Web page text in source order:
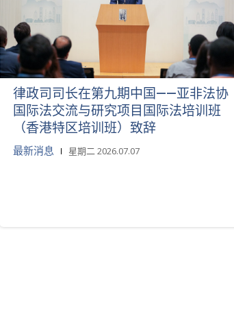
律政司司长在第九期中国——亚非法协
国际法交流与研究项目国际法培训班
（香港特区培训班）致辞
最新消息 星期二 2026.07.07